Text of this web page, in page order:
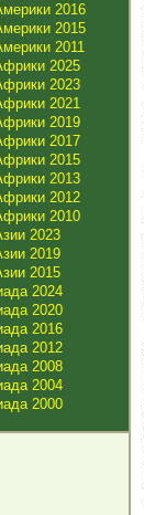
2016
2015
2011
2025
2023
2021
2019
2017
2015
2013
2012
2010
2023
2019
2015
2024
2020
2016
2012
2008
2004
2000